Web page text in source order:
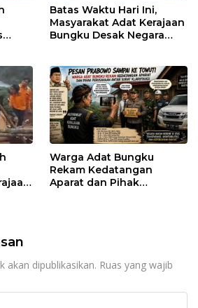
Batas Waktu Hari Ini,
Masyarakat Adat Kerajaan
Bungku Desak Negara
Warga Adat Bungku
Rekam Kedatangan
Aparat dan Pihak
akan dipublikasikan. Ruas yang wajib